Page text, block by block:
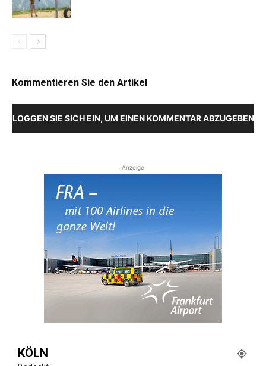
Kommentieren Sie den Artikel
LOGGEN SIE SICH EIN, UM EINEN KOMMENTAR ABZUGEBEN
Anzeige
KÖLN